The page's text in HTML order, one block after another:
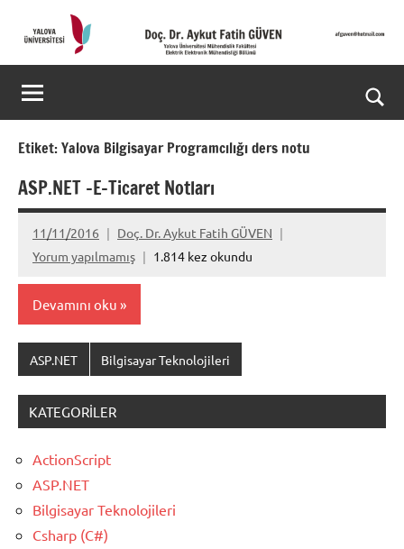
Doç.
Dr.
Aykut
Fatih
GÜVEN-
World's
top
2%
scientists
2025
Web
Sitesi
Etiket:Yalova Bilgisayar Programcılığı ders notu
ASP.NET -E-Ticaret Notları
11/11/2016
Doç. Dr. Aykut Fatih GÜVEN
Yorum yapılmamış
1.814 kez okundu
Devamını oku
ASP.NET Bilgisayar Teknolojileri
KATEGORILER
ActionScript
ASP.NET
Bilgisayar Teknolojileri
Csharp (C#)